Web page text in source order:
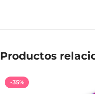
Productos
-35%